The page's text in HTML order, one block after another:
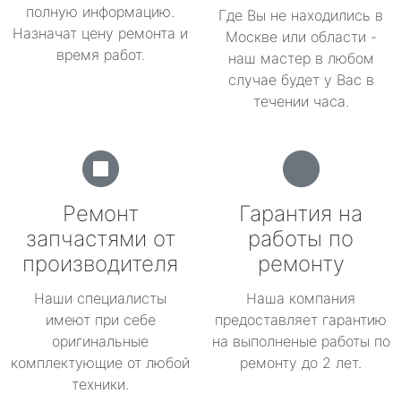
полную информацию.
Назначат цену ремонта и
время работ.
Где Вы не находились в
Москве или области -
наш мастер в любом
случае будет у Вас в
течении часа.
Ремонт
запчастями от
производителя
Наши специалисты
имеют при себе
оригинальные
комплектующие от любой
техники.
Гарантия на
работы по
ремонту
Наша компания
предоставляет гарантию
на выполненые работы по
ремонту до 2 лет.